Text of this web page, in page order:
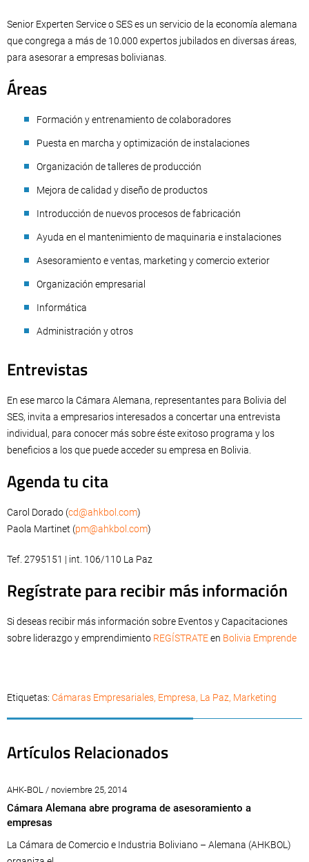
Senior Experten Service o SES es un servicio de la economía alemana
que congrega a más de 10.000 expertos jubilados en diversas áreas,
para asesorar a empresas bolivianas.
Áreas
Formación y entrenamiento de colaboradores
Puesta en marcha y optimización de instalaciones
Organización de talleres de producción
Mejora de calidad y diseño de productos
Introducción de nuevos procesos de fabricación
Ayuda en el mantenimiento de maquinaria e instalaciones
Asesoramiento e ventas, marketing y comercio exterior
Organización empresarial
Informática
Administración y otros
Entrevistas
En ese marco la Cámara Alemana, representantes para Bolivia del
SES, invita a empresarios interesados a concertar una entrevista
individual, para conocer más sobre éste exitoso programa y los
beneficios a los que puede acceder su empresa en Bolivia.
Agenda tu cita
Carol Dorado (cd@ahkbol.com)
Paola Martinet (pm@ahkbol.com)
Tef. 2795151 | int. 106/110 La Paz
Regístrate para recibir más información
Si deseas recibir más información sobre Eventos y Capacitaciones
sobre liderazgo y emprendimiento REGÍSTRATEen Bolivia Emprende
Etiquetas: Cámaras Empresariales, Empresa, La Paz, Marketing
Artículos Relacionados
AHK-BOL / noviembre 25, 2014
Cámara Alemana abre programa de asesoramiento a
empresas
La Cámara de Comercio e Industria Boliviano – Alemana (AHKBOL)